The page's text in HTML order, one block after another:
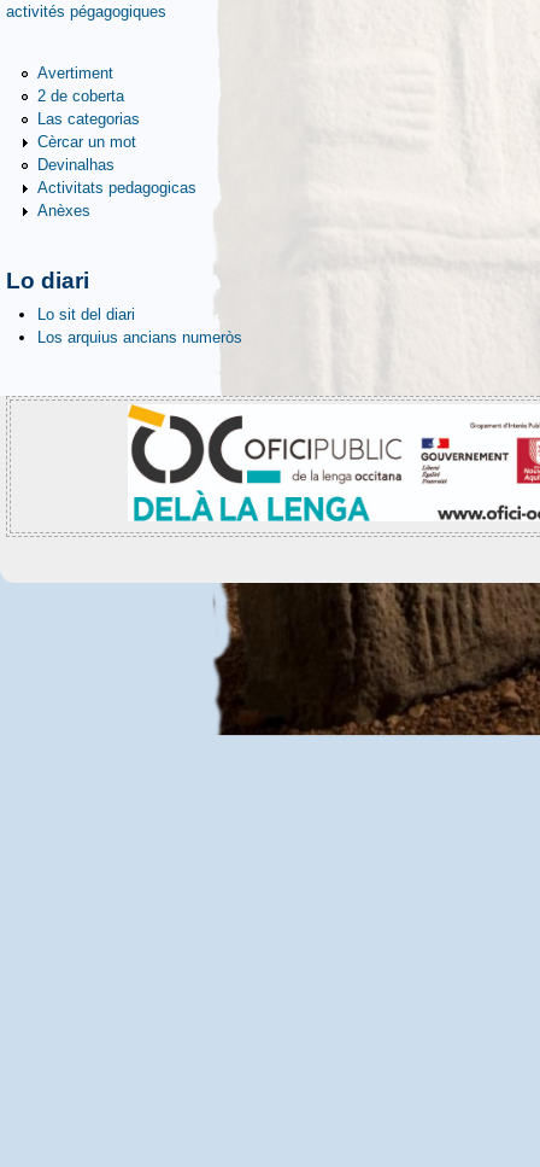
activités pégagogiques
Avertiment
2 de coberta
Las categorias
Cèrcar un mot
Devinalhas
Activitats pedagogicas
Anèxes
Lo diari
Lo sit del diari
Los arquius ancians numeròs